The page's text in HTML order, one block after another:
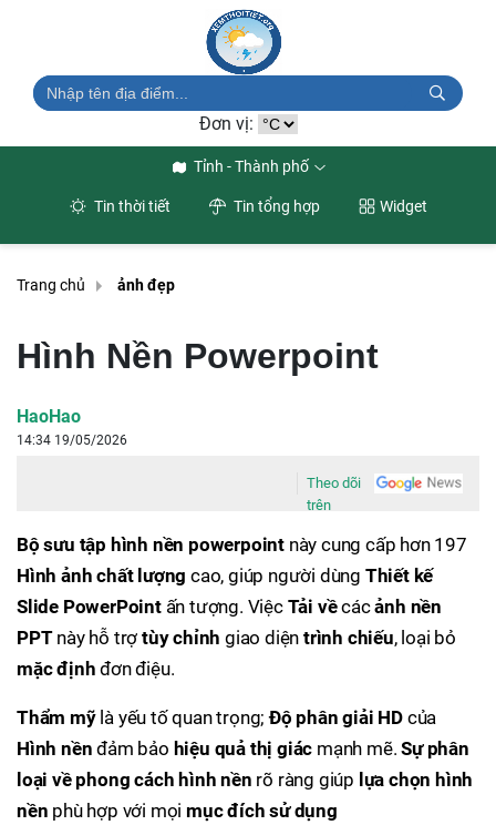
Đơn vị:
Tỉnh - Thành phố
Tin thời tiết Tin tổng hợp Widget
Trang chủ ảnh đẹp
Hình Nền Powerpoint
HaoHao
14:34 19/05/2026
Theo dõi
trên
Bộ sưu tập hình nền powerpoint này cung cấp hơn 197
Hình ảnh chất lượng cao, giúp người dùng Thiết kế
Slide PowerPointấn tượng. Việc Tải vềcácảnh nền
PPTnày hỗ trợtùy chỉnh giao diệntrình chiếu, loại bỏ
mặc định đơn điệu.
Thẩm mỹlà yếu tố quan trọng;Độ phân giải HD của
Hình nền đảm bảo hiệu quả thị giác mạnh mẽ.Sự phân
loại về phong cách hình nền rõ ràng giúp lựa chọn hình
nền phù hợp với mọi mục đích sử dụng